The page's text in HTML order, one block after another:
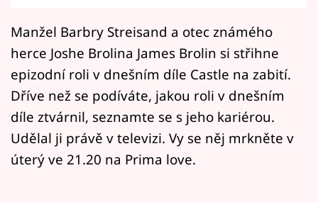
Mámy sobě
Přihlášení
Sledujte nás
Manžel Barbry Streisand a otec známého
herce Joshe Brolina James Brolin si střihne
epizodní roli v dnešním díle Castle na zabití.
Dříve než se podíváte, jakou roli v dnešním
díle ztvárnil, seznamte se s jeho kariérou.
Udělal ji právě v televizi. Vy se něj mrkněte v
úterý ve 21.20 na Prima love.